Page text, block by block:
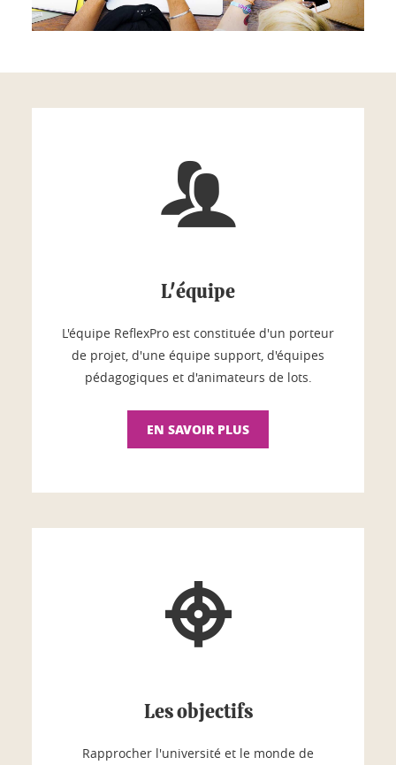
L'équipe
L'équipe ReflexPro est constituée d'un porteur
de projet, d'une équipe support, d'équipes
pédagogiques et d'animateurs de lots.
EN SAVOIR PLUS
Les objectifs
Rapprocher l'université et le monde de